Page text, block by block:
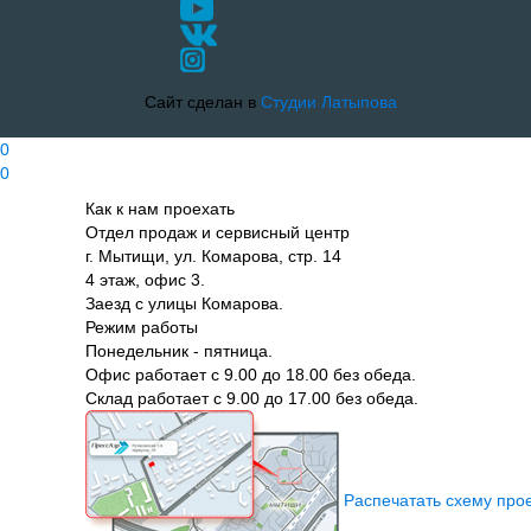
Сайт сделан в Студии Латыпова
0
0
Как к нам проехать
Отдел продаж и сервисный центр
г. Мытищи, ул. Комарова, стр. 14
4 этаж, офис 3.
Заезд с улицы Комарова.
Режим работы
Понедельник - пятница.
Офис работает с 9.00 до 18.00 без обеда.
Склад работает с 9.00 до 17.00 без обеда.
Распечатать схему